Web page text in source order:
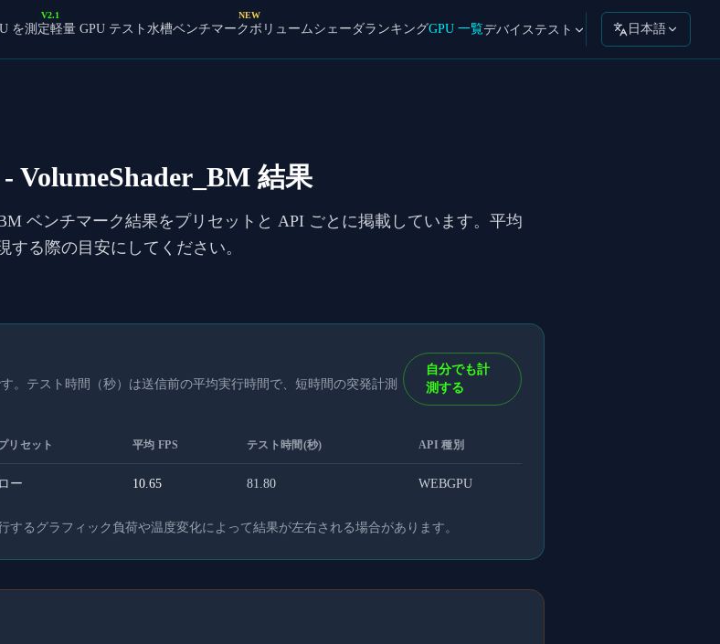
を測定
V2.1
軽量 GPU テスト 水槽ベンチマーク
NEW
ボリュームシェーダランキングGPU 一覧デバイステスト 日本語
- VolumeShader_BM 結果
ベンチマーク結果をプリセットと API ごとに掲載しています。平均
る際の目安にしてください。
。テスト時間（秒）は送信前の平均実行時間で、短時間の突発計測
自分でも計
測する
リセット 平均 FPS テスト時間(秒) API 種別
ロー 10.65 81.80 WEBGPU
るグラフィック負荷や温度変化によって結果が左右される場合があります。